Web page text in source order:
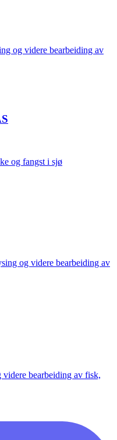
og videre bearbeiding av
og fangst i sjø
og videre bearbeiding av
bearbeiding av fisk,